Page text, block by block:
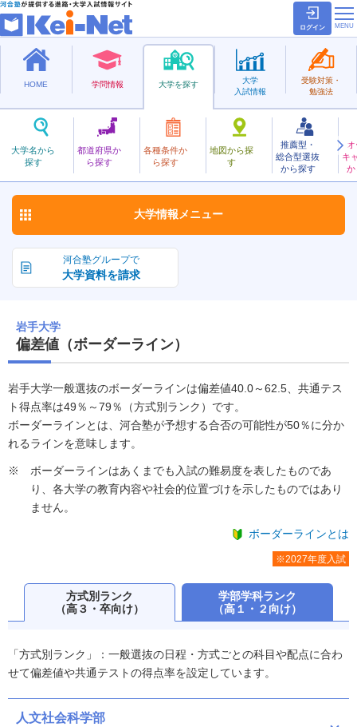
ログイン
HOME 学問情報 大学を探す
大学名から
探す
都道府県か
ら探す
各種条件か
ら探す
地図から探
す
推薦型・
総合型選抜
から探す
キ
か
大学
入試情報
受験対策・
勉強法
国立
いわて
岩手大学 お気に入り
河合塾グループで
大学資料を請求
大学情報 メニュー
岩手大学
偏差値（ボーダーライン）
岩手大学一般選抜のボーダーラインは偏差値40.0～62.5、共通テス
ト得点率は49％～79％（方式別ランク）です。
ボーダーラインとは、河合塾が予想する合否の可能性が50％に分か
れるラインを意味します。
ボーダーラインはあくまでも入試の難易度を表したものであ
り、各大学の教育内容や社会的位置づけを示したものではあり
ません。
ボーダーラインとは
※2027年度入試
方式別ランク
（高３・卒向け）
学部学科ランク
（高１・２向け）
「方式別ランク」：一般選抜の日程・方式ごとの科目や配点に合わ
せて偏差値や共通テストの得点率を設定しています。
人文社会科学部